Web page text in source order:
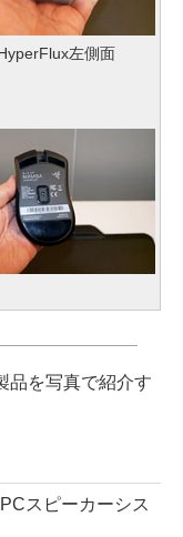
左側面
品を写真で紹介す
スピーカーシス